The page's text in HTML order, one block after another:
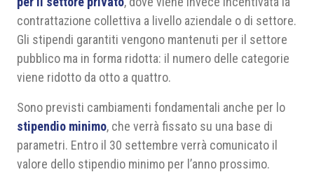
contrattazione collettiva a livello aziendale o di settore.
Gli stipendi garantiti vengono mantenuti per il settore
pubblico ma in forma ridotta: il numero delle categorie
viene ridotto da otto a quattro.
Sono previsti cambiamenti fondamentali anche per lo
stipendio minimo, che verrà fissato su una base di
parametri. Entro il 30 settembre verrà comunicato il
valore dello stipendio minimo per l’anno prossimo.